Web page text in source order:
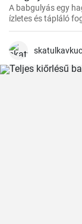
A babgulyás egy
ízletes és tápláló
zöldségek ízletes
egyszerűen főzni is